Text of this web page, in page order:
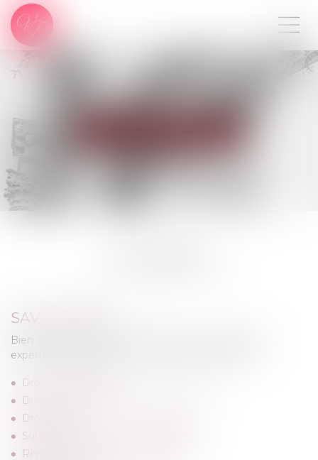
SAVOIR-FAIRE
Bien que généraliste, notre cabinet a développé une
expertise particulière dans les domaines suivants :
Droit des étrangers
Droit de la personne et du patrimoine
Droit pénal
Surendettement / Ventes judiciaires
Réparation du préjudice corporel